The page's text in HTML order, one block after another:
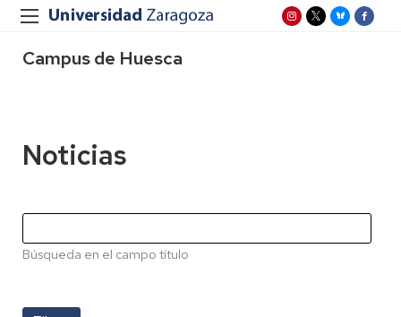
Campus de Huesca
Noticias
Búsqueda en el campo título